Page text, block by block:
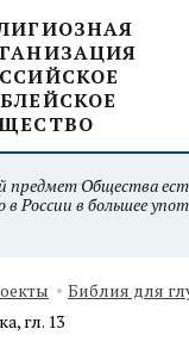
предмет Общества
в России в большее
Библия для
гл. 13